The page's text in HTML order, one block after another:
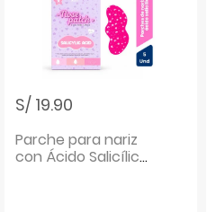
S/ 19.90
Parche para nariz
con Ácido Salicílico